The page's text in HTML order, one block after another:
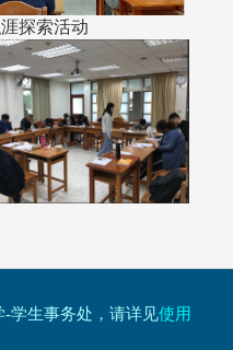
活动
学生事务处，请详见使用